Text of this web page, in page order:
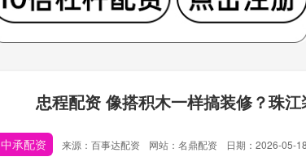
忠程配资 像搭积木一样搞装修？珠
中承配资 来源：百事达配资 网站：名鼎配资 日期：2026-05-